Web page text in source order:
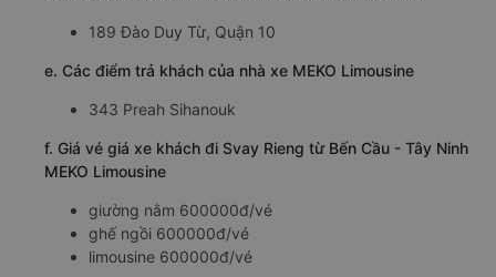
189 Đào Duy Từ, Quận 10
e. Các điểm trả khách của nhà xe MEKO Limousine
343 Preah Sihanouk
f. Giá vé giá xe khách đi Svay Rieng từ Bến Cầu - Tây Ninh
MEKO Limousine
giường nằm 600000đ/vé
ghế ngồi 600000đ/vé
limousine 600000đ/vé